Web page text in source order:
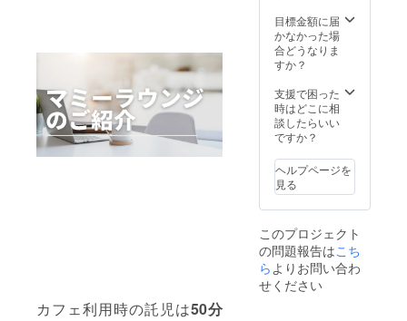
カフェ利用時の託児は50分
よる
テーマ
ソング
付きの
アピー
ル動画
を制作
いたし
https://
www.yo
utube.c
om/cha
NWATe
Ohxf9D
wvC3D
cKTSK
A 制作
目標金額に届
かなかった場
合どうなりま
すか？
支援で困った
時はどこに相
談したらいい
ですか？
ヘルプページを
見る
このプロジェクト
の問題報告はこち
ら よりお問い合わ
せください